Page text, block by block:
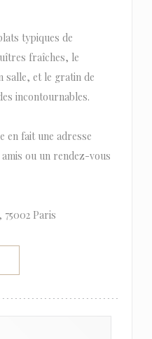
typiques de
fraîches, le
et le gratin de
incontournables.
en fait une adresse
ou un rendez-vous
75002 Paris